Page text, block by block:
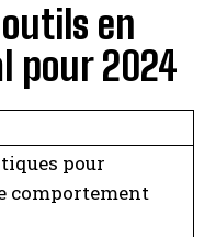
en
pour 2024
pour
comportement